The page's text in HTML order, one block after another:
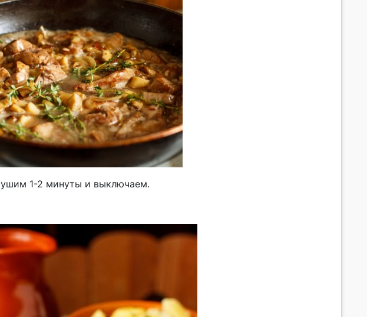
1-2 минуты и выключаем.